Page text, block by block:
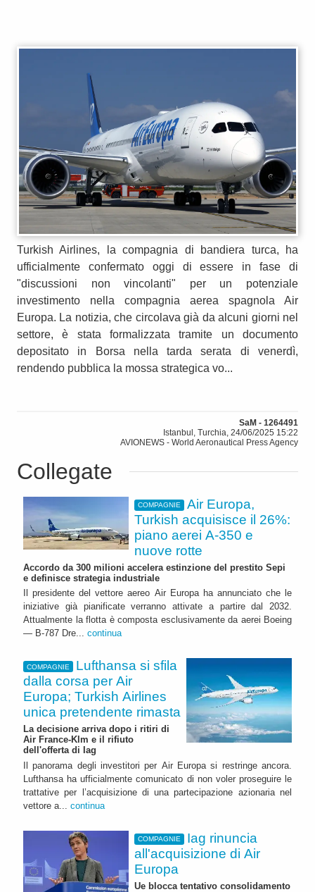
Turkish Airlines, la compagnia di bandiera turca, ha
ufficialmente confermato oggi di essere in fase di
"discussioni non vincolanti" per un potenziale
investimento nella compagnia aerea spagnola Air
Europa. La notizia, che circolava già da alcuni giorni nel
settore, è stata formalizzata tramite un documento
depositato in Borsa nella tarda serata di venerdì,
rendendo pubblica la mossa strategica vo...
SaM - 1264491
Istanbul, Turchia, 24/06/2025 15:22
AVIONEWS - World Aeronautical Press Agency
Collegate
COMPAGNIE
Air Europa,
Turkish acquisisce il 26%:
piano aerei A-350 e
nuove rotte
Accordo da 300 milioni accelera estinzione del prestito Sepi
e definisce strategia industriale
Il presidente del vettore aereo Air Europa ha annunciato che le
iniziative già pianificate verranno attivate a partire dal 2032.
Attualmente la flotta è composta esclusivamente da aerei Boeing
— B-787 Dre... continua
COMPAGNIE
Lufthansa si sfila
dalla corsa per Air
Europa; Turkish Airlines
unica pretendente rimasta
La decisione arriva dopo i ritiri di
Air France-Klm e il rifiuto
dell'offerta di Iag
Il panorama degli investitori per Air Europa si restringe ancora.
Lufthansa ha ufficialmente comunicato di non voler proseguire le
trattative per l’acquisizione di una partecipazione azionaria nel
vettore a... continua
COMPAGNIE
Iag rinuncia
all'acquisizione di Air
Europa
Ue blocca tentativo consolidamento